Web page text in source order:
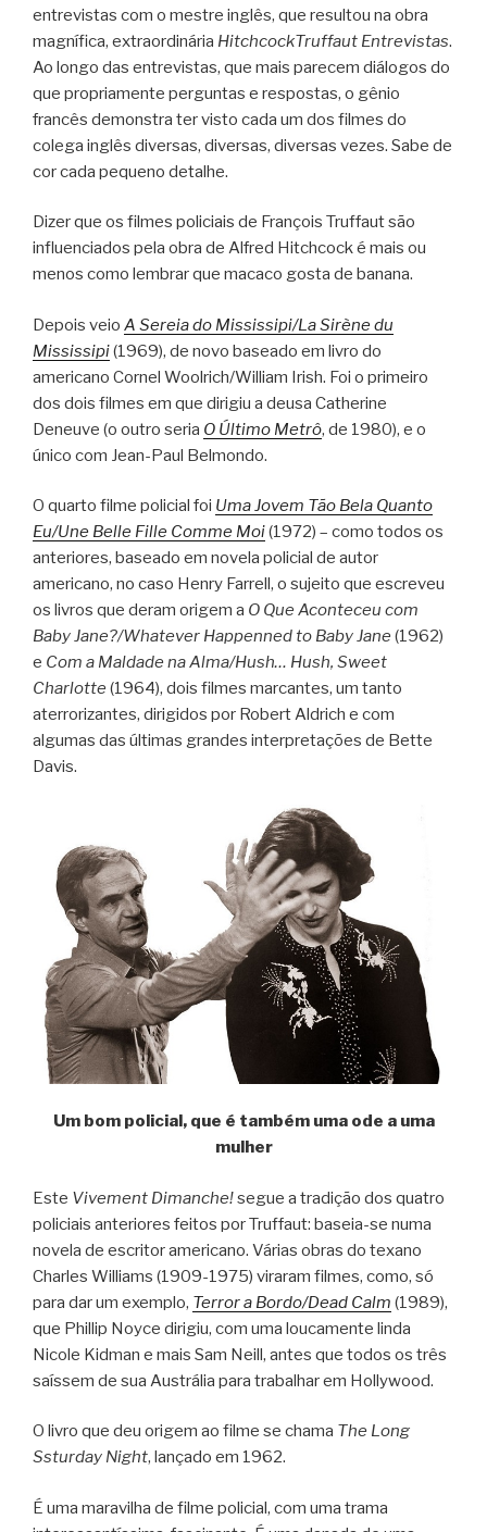
entrevistas com o mestre inglês, que resultou na obra
magnífica, extraordinária HitchcockTruffaut Entrevistas.
Ao longo das entrevistas, que mais parecem diálogos do
que propriamente perguntas e respostas, o gênio
francês demonstra ter visto cada um dos filmes do
colega inglês diversas, diversas, diversas vezes. Sabe de
cor cada pequeno detalhe.
Dizer que os filmes policiais de François Truffaut são
influenciados pela obra de Alfred Hitchcock é mais ou
menos como lembrar que macaco gosta de banana.
Depois veio A Sereia do Mississipi/La Sirène du
Mississipi(1969), de novo baseado em livro do
americano Cornel Woolrich/William Irish. Foi o primeiro
dos dois filmes em que dirigiu a deusa Catherine
Deneuve (o outro seria O Último Metrô, de 1980), e o
único com Jean-Paul Belmondo.
O quarto filme policial foi Uma Jovem Tão Bela Quanto
Eu/Une Belle Fille Comme Moi(1972) – como todos os
anteriores, baseado em novela policial de autor
americano, no caso Henry Farrell, o sujeito que escreveu
os livros que deram origem a O Que Aconteceu com
Baby Jane?/Whatever Happenned to Baby Jane (1962)
e Com a Maldade na Alma/Hush… Hush, Sweet
Charlotte (1964), dois filmes marcantes, um tanto
aterrorizantes, dirigidos por Robert Aldrich e com
algumas das últimas grandes interpretações de Bette
Davis.
Um bom policial, que é também uma ode a uma
mulher
Este Vivement Dimanche!segue a tradição dos quatro
policiais anteriores feitos por Truffaut: baseia-se numa
novela de escritor americano. Várias obras do texano
Charles Williams (1909-1975) viraram filmes, como, só
para dar um exemplo, Terror a Bordo/Dead Calm (1989),
que Phillip Noyce dirigiu, com uma loucamente linda
Nicole Kidman e mais Sam Neill, antes que todos os três
saíssem de sua Austrália para trabalhar em Hollywood.
O livro que deu origem ao filme se chama The Long
Ssturday Night, lançado em 1962.
É uma maravilha de filme policial, com uma trama